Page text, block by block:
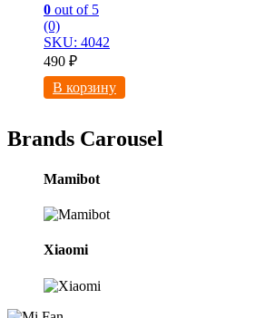
0 out of 5
(0)
SKU: 4042
490 ₽
В корзину
Brands Carousel
Mamibot
Xiaomi